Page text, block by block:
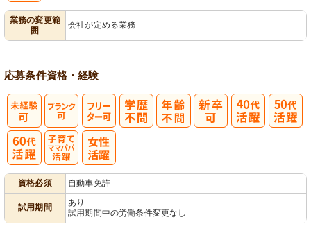
業務の変更範
囲
会社が定める業務
応募条件資格・経験
資格必須 自動車免許
試用期間
あり
試用期間中の労働条件変更なし